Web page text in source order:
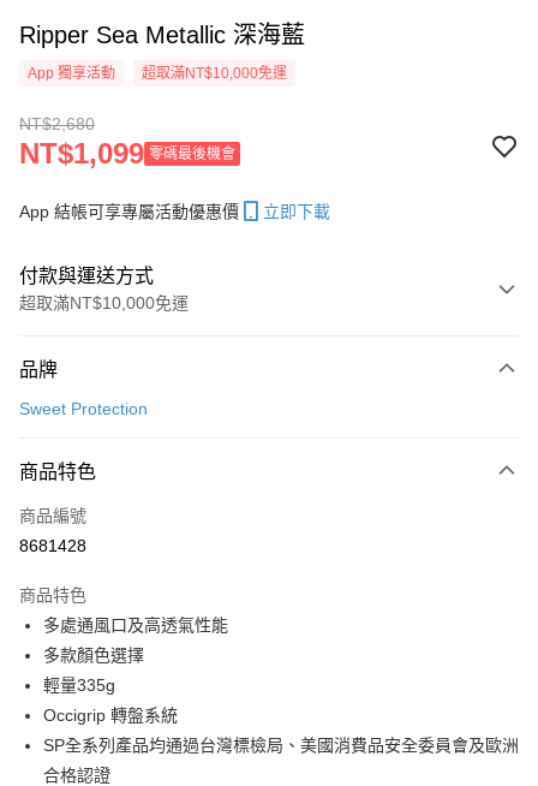
Ripper Sea Metallic 深海藍
App 獨享活動 超取滿NT$10,000免運
NT$2,680
NT$1,099 零碼最後機會
App 結帳可享專屬活動優惠價 立即下載
付款與運送方式
超取滿NT$10,000免運
信用卡一次付款
LINE Pay
Apple Pay
運送方式
全家店到店
每筆NT$80，滿NT$10,000(含以上)免運費
付款後全家取貨
每筆NT$80，滿NT$10,000(含以上)免運費
品牌
Sweet Protection
商品特色
商品編號
8681428
商品特色
多處通風口及高透氣性能
多款顏色選擇
輕量335g
Occigrip 轉盤系統
SP全系列產品均通過台灣標檢局、美國消費品安全委員會及歐洲
合格認證